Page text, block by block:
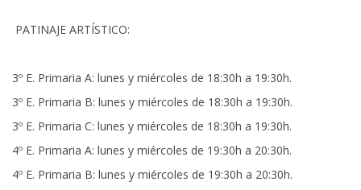
PATINAJE ARTÍSTICO:
3º E. Primaria A: lunes y miércoles de 18:30h a 19:30h.
3º E. Primaria B: lunes y miércoles de 18:30h a 19:30h.
3º E. Primaria C: lunes y miércoles de 18:30h a 19:30h.
4º E. Primaria A: lunes y miércoles de 19:30h a 20:30h.
4º E. Primaria B: lunes y miércoles de 19:30h a 20:30h.